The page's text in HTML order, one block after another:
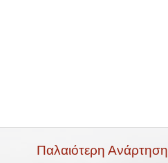
Παλαιότερη Ανάρτηση